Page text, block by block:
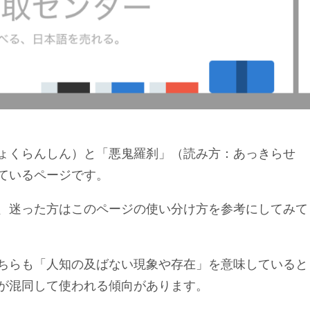
くらんしん）と「悪鬼羅刹」（読み方：あっきらせ
るページです。
った方はこのページの使い分け方を参考にしてみて
も「人知の及ばない現象や存在」を意味していると
同して使われる傾向があります。